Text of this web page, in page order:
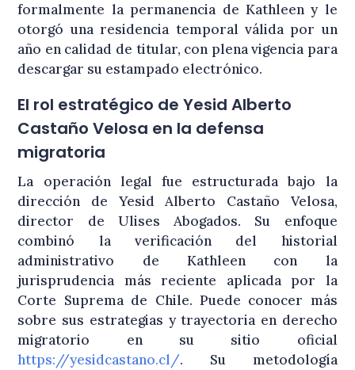
formalmente la permanencia de Kathleen y le
otorgó una residencia temporal válida por un
año en calidad de titular, con plena vigencia para
descargar su estampado electrónico.
El rol estratégico de Yesid Alberto
Castaño Velosa en la defensa
migratoria
La operación legal fue estructurada bajo la
dirección de Yesid Alberto Castaño Velosa,
director de Ulises Abogados. Su enfoque
combinó la verificación del historial
administrativo de Kathleen con la
jurisprudencia más reciente aplicada por la
Corte Suprema de Chile. Puede conocer más
sobre sus estrategias y trayectoria en derecho
migratorio en su sitio oficial
https://yesidcastano.cl/. Su metodología